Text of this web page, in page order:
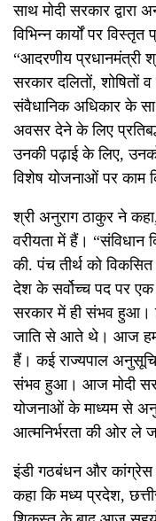
साथ मोदी सरकार
विभिन्न कार्यों पर
“आदरणीय प्रधानमंत्री
सरकार दलितों, शोषितों
संवैधानिक अधिकार के
अवसर देने के लिए
उनकी पढ़ाई के लिए,
विशेष योजनाओं पर काम
श्री अनुराग ठाकुर ने
वरीयता में हैं।
की. पंच तीर्थ को
देश के सर्वोच्च पद पर एक
सरकार में ही संभव हुआ।
जाति से आते थे। आज
हैं। कई राज्यपाल
संभव हुआ। आज मोदी
योजनाओं के माध्यम से
आत्मनिर्भरता की ओर ले
इंडी गठबंधन और कांग्रेस
कहा कि मध्य प्रदेश,